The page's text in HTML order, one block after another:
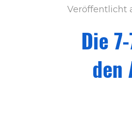
Veröffentlicht
Die
den